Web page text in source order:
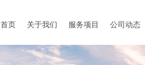
首页 关于我们 服务项目 公司动态